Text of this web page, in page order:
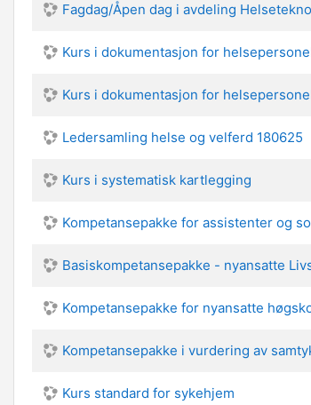
Fagdag/Åpen dag i avdeling
Kurs i dokumentasjon for
Kurs i dokumentasjon for
Ledersamling helse og velferd 180625
Kurs i systematisk kartlegging
Kompetansepakke for assistenter og
Basiskompetansepakke - nyansatte
Kompetansepakke for nyansatte
Kompetansepakke i vurdering av
Kurs standard for sykehjem